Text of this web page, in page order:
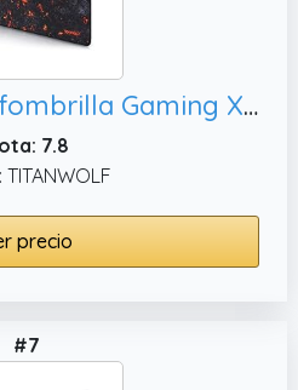
TITANWOLF – Alfombrilla Gaming XXL para ratón 900x400 – Mouse Pad - Precisión y Velocidad - Parte Inferior de Goma para una sujeción Estable - Antideslizante, Resistente al Agua – Motivo Lava Fuego
7.8
precio
#7